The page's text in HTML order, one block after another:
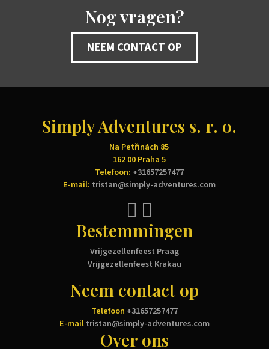
Nog vragen?
NEEM CONTACT OP
Simply Adventures s. r. o.
Na Petřinách 85
162 00 Praha 5
Telefoon: +31657257477
E-mail: tristan@simply-adventures.com
Bestemmingen
Vrijgezellenfeest Praag
Vrijgezellenfeest Krakau
Neem contact op
Telefoon +31657257477
E-mailtristan@simply-adventures.com
Over ons